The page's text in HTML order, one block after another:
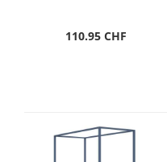
110.95 CHF